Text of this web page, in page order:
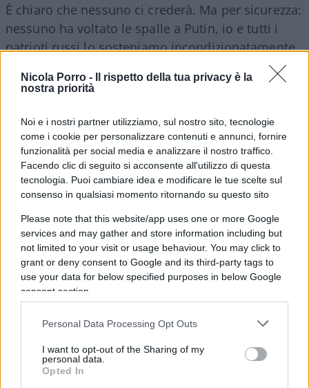
Nicola Porro -
Il rispetto della tua privacy è la
nostra priorità
Noi e i nostri partner utilizziamo, sul nostro sito, tecnologie
come i cookie per personalizzare contenuti e annunci, fornire
funzionalità per social media e analizzare il nostro traffico.
Facendo clic di seguito si acconsente all'utilizzo di questa
tecnologia. Puoi cambiare idea e modificare le tue scelte sul
consenso in qualsiasi momento ritornando su questo sito
Please note that this website/app uses one or more Google
services and may gather and store information including but
not limited to your visit or usage behaviour. You may click to
grant or deny consent to Google and its third-party tags to
use your data for below specified purposes in below Google
consent section.
Personal Data Processing Opt Outs
I want to opt-out of the Sharing of my
personal data.
Opted In
È chiaro che nessuno ci crederà. Ma per sicurezza:
nessuno ha voltato le spalle a Putin, io e tutti i
patrioti russi lo sosteniamo incondizionatamente.
l’atteggiamento nei confronti del Comandante in
capo è un altro.Siamo fedeli a Putine
sosteniamo la SMO e la Russia fino alla fine.
Tuttavia, l’Occidente, che sta esercitando una
pressione eccessiva sulla Russia, non capisce
che la Russia e Putin non capitoleranno in nessun
caso. Il passo successivo non può che essere l’uso
delle TNW. Il Presidente è stato chiaro: non ci
arrenderemo. Mettere all’angolo la Russia è un
suicidio per l’Occidente e per l’umanità.
Sono convinto che le TNW e poi le SNW possano